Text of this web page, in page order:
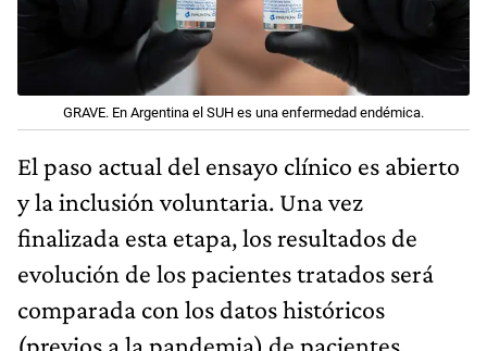
GRAVE. En Argentina el SUH es una enfermedad endémica.
El paso actual del ensayo clínico es abierto
y la inclusión voluntaria. Una vez
finalizada esta etapa, los resultados de
evolución de los pacientes tratados será
comparada con los datos históricos